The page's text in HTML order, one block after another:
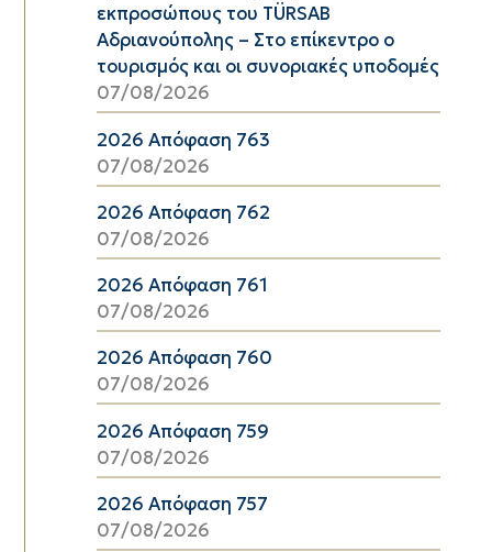
εκπροσώπους του TÜRSAB
Αδριανούπολης – Στο επίκεντρο ο
τουρισμός και οι συνοριακές υποδομές
07/08/2026
2026 Απόφαση 763
07/08/2026
2026 Απόφαση 762
07/08/2026
2026 Απόφαση 761
07/08/2026
2026 Απόφαση 760
07/08/2026
2026 Απόφαση 759
07/08/2026
2026 Απόφαση 757
07/08/2026